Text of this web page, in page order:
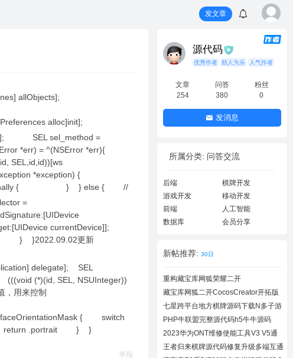
发文章
allObjects];
alloc]init];
SEL sel_method =
*err) = ^(NSError *err){
*exception) {
} @finally { } } else { //
=
currentDevice]];
} }2022.09.02更新
delegate]; SEL
(*)(id, SEL, NSUInteger))
，用来控制
{ switch
.portrait } }
举报
源代码
优秀作者 助人为乐 人气作者
文章
254
问答
380
粉丝
0
发消息
所属分类: 问答交流
后端
棋牌开发
游戏开发
移动开发
前端
人工智能
数据库
会员分享
新帖推荐: 30日
重构藏宝库网狐荣耀二开
CocosCreator开拓版
藏宝库网狐二开CocosCreator开拓版
棋牌源代
七星跨平台地方棋牌源码下载N多子游
戏APP/H
PHP牛联盟完整源代码h5牛牛源码
2023华为ONT维修使能工具V3 V5通
用下载
王者归来棋牌源代码修复升级多端互通